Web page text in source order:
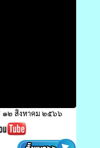
๑๒ สิงหาคม ๒๕๖๖